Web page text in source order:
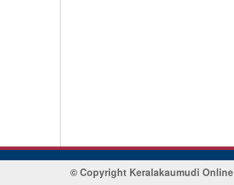
© Copyright Keralakaumudi Online